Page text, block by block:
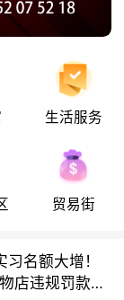
生活服务
贸易街
店违规罚款出
名额大增！
店违规罚款出